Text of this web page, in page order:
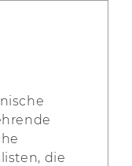
die